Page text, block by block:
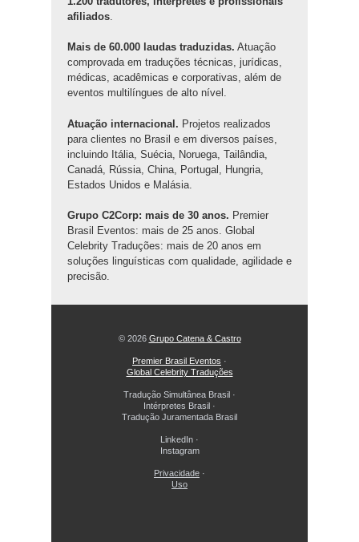
afiliados
Mais de 60.000 laudas traduzidas. Atuação
comprovada em traduções técnicas, jurídicas,
médicas, acadêmicas e corporativas, além de
eventos multilíngues de alto nível.
Atuação internacional. Projetos realizados
para clientes no Brasil e em diversos países,
incluindo Itália, Suécia, Noruega, Tailândia,
Canadá, Rússia, China, Portugal, Hungria,
Estados Unidos e Malásia.
Grupo C2Corp: mais de 30 anos. Premier
Brasil Eventos: mais de 25 anos. Global
Celebrity Traduções: mais de 20 anos em
soluções linguísticas com qualidade, agilidade e
precisão.
© 2026 Grupo Catena & Castro
Premier Brasil Eventos ·
Global Celebrity Traduções
Tradução Simultânea Brasil ·
Intérpretes Brasil ·
Tradução Juramentada Brasil
LinkedIn ·
Instagram
Privacidade ·
Uso